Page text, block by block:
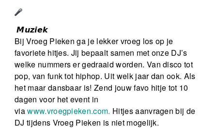
𝙈𝙪𝙯𝙞𝙚𝙠
Bij Vroeg Pieken ga je lekker vroeg los op je
favoriete hitjes. Jij bepaalt samen met onze DJ’s
welke nummers er gedraaid worden. Van disco tot
pop, van funk tot hiphop. Uit welk jaar dan ook. Als
het maar dansbaar is! Zend jouw favo hitje tot 10
dagen voor het event in
viawww.vroegpieken.com. Hitjes aanvragen bij de
DJ tijdens Vroeg Pieken is niet mogelijk.